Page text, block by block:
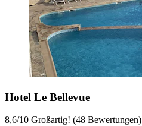
Hotel Le Bellevue
8,6/10 Großartig! (48 Bewertungen)